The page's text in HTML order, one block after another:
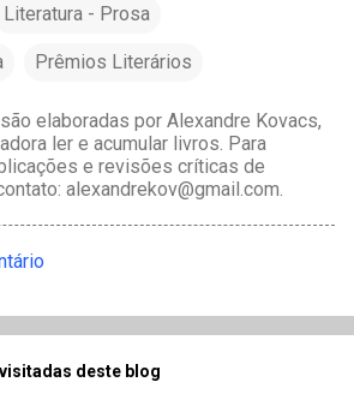
Literatura - Prosa
Prêmios Literários
elaboradas por Alexandre Kovacs,
ler e acumular livros. Para
e revisões críticas de
alexandrekov@gmail.com.
deste blog